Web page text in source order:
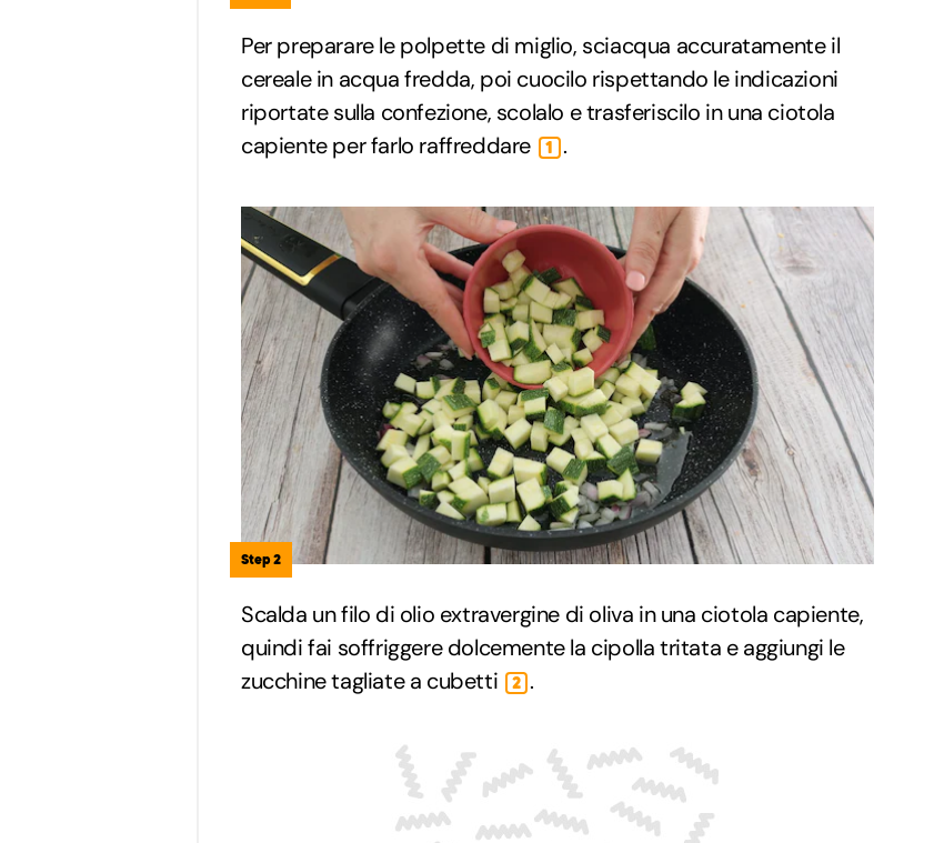
Per preparare le polpette di miglio, sciacqua accuratamente il
cereale in acqua fredda, poi cuocilo rispettando le indicazioni
riportate sulla confezione, scolalo e trasferiscilo in una ciotola
capiente per farlo raffreddare
1 .
Step 2
Scalda un filo di olio extravergine di oliva in una ciotola capiente,
quindi fai soffriggere dolcemente la cipolla tritata e aggiungi le
zucchine tagliate a cubetti
2 .